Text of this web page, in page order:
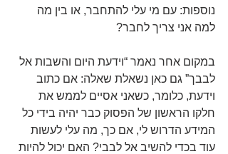
נוספות: עם מי עלי להתחבר, או בין מה
למה אני צריך לחבר?
במקום אחר נאמר “וידעת היום והשבות אל
לבבך” גם כאן נשאלת שאלה: אם כתוב
וידעת, כלומר, כשאני אסיים לממש את
חלקו הראשון של הפסוק כבר יהיה בידי כל
המידע הדרוש לי, אם כך, מה עלי לעשות
עוד בכדי להשיב אל לבבי? האם יכול להיות